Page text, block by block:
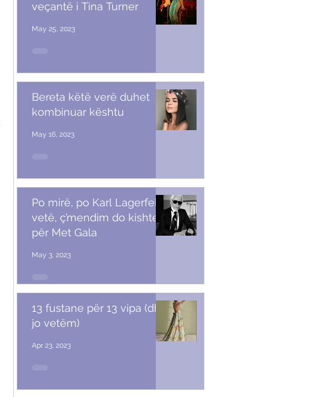
veçantë i Tina Turner
May 25, 2023
Bereta këtë verë duhet
kombinuar kështu
May 16, 2023
Po mirë, po Karl Lagerfeld
vetë, ç’mendim do kishte
për Met Gala
May 3, 2023
13 fustane për 13 vipa (dhe
jo vetëm)
Apr 23, 2023